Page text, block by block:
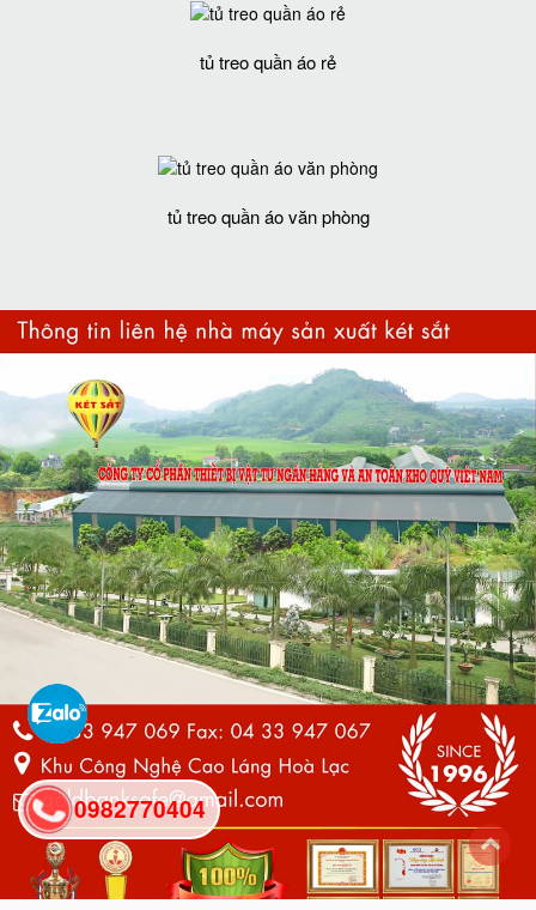
tủ treo quần áo rẻ
tủ treo quần áo văn phòng
0982770404
back